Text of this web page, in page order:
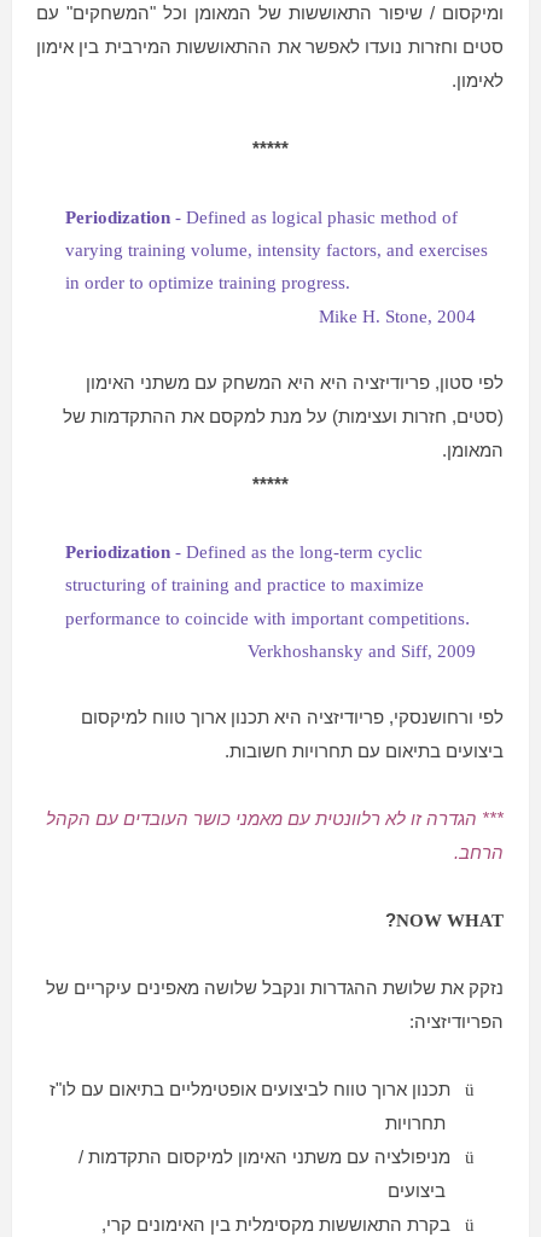
ומיקסום / שיפור התאוששות של המאומן וכל "המשחקים" עם
סטים וחזרות נועדו לאפשר את ההתאוששות המירבית בין אימון
לאימון.
*****
Periodization- Defined as logical phasic method of
varying training volume, intensity factors, and exercises
in order to optimize training progress.
Mike H. Stone, 2004
לפי סטון, פריודיזציה היא היא המשחק עם משתני האימון
(סטים, חזרות ועצימות) על מנת למקסם את ההתקדמות של
המאומן.
*****
Periodization- Defined as the long-term cyclic
structuring of training and practice to maximize
performance to coincide with important competitions.
Verkhoshansky and Siff, 2009
לפי ורחושנסקי, פריודיזציה היא תכנון ארוך טווח למיקסום
ביצועים בתיאום עם תחרויות חשובות.
*** הגדרה זו לא רלוונטית עם מאמני כושר העובדים עם הקהל
הרחב.
NOW WHAT
?
נזקק את שלושת ההגדרות ונקבל שלושה מאפינים עיקריים של
הפריודיזציה:
ü
תכנון ארוך טווח לביצועים אופטימליים בתיאום עם לו"ז
תחרויות
ü
מניפולציה עם משתני האימון למיקסום התקדמות /
ביצועים
ü
בקרת התאוששות מקסימלית בין האימונים קרי,